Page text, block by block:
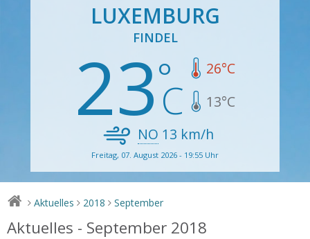
LUXEMBURG
FINDEL
23 26°C
13°C
NO 13 km/h
Freitag, 07. August 2026 - 19:55 Uhr
> Aktuelles > 2018 > September
Aktuelles - September 2018